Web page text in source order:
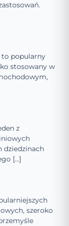
to popularny
stosowany w
z
dziedzinach
[…]
szeroko